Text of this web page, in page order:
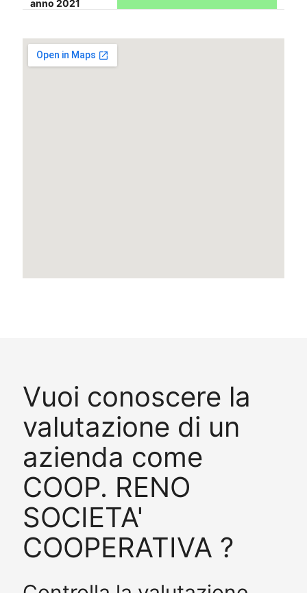
anno 2021
Vuoi conoscere la
valutazione di un
azienda come
COOP. RENO
SOCIETA'
COOPERATIVA ?